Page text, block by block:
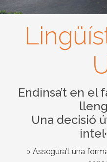
Endinsa’t en el
Una decisió
> Assegura’t una